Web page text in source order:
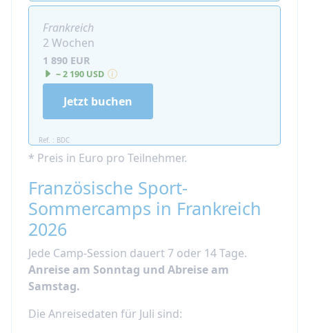
Frankreich
2 Wochen
1 890 EUR
~ 2 190 USD
Ref. : BDC
Jetzt buchen
* Preis in Euro pro Teilnehmer.
Französische Sport-
Sommercamps in Frankreich
2026
Jede Camp-Session dauert 7 oder 14 Tage.
Anreise am Sonntag und Abreise am
Samstag.
Die Anreisedaten für Juli sind: